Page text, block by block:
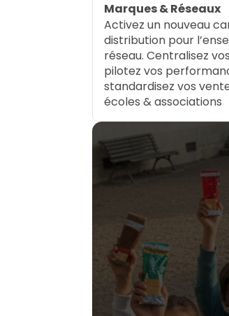
Marques & Réseaux
Activez un nouveau
distribution pour
réseau. Centralisez
pilotez vos
standardisez vos
écoles & associations